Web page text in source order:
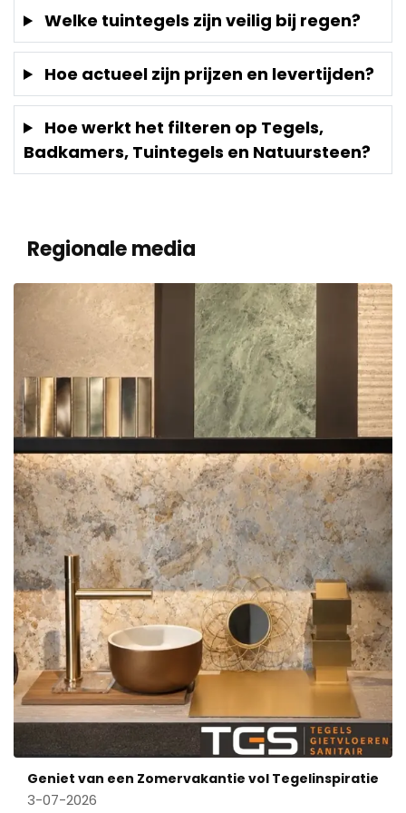
Welke tuintegels zijn veilig bij regen?
Hoe actueel zijn prijzen en levertijden?
Hoe werkt het filteren op Tegels,
Badkamers, Tuintegels en Natuursteen?
Regionale media
Geniet van een Zomervakantie vol Tegelinspiratie
3-07-2026